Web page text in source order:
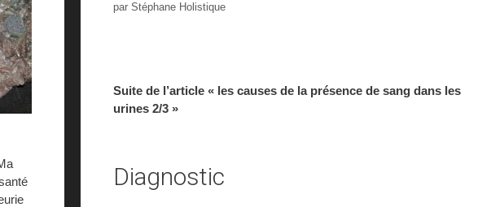
par Stéphane Holistique
Suite de l’article « les causes de la présence de sang dans les
urines 2/3 »
Diagnostic